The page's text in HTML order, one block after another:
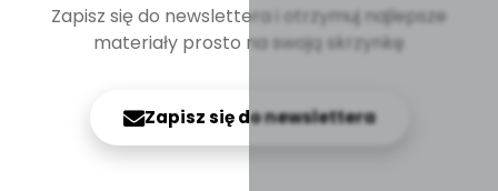
Zapisz się do newslettera i otrzymuj najlepsze
materiały prosto na swoją skrzynkę
Zapisz się do newslettera